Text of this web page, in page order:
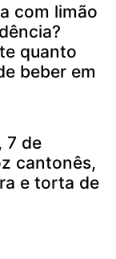
com limão
quanto
beber em
7 de
cantonês,
e torta de